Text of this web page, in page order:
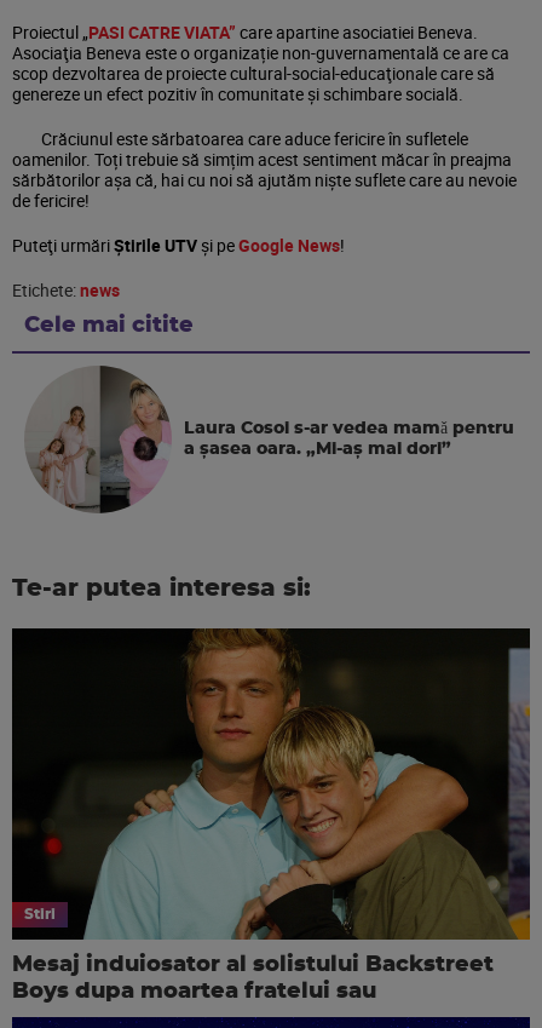
Proiectul „PASI CATRE VIATA” care apartine asociatiei Beneva.
Asociaţia Beneva este o organizație non-guvernamentală ce are ca
scop dezvoltarea de proiecte cultural-social-educaţionale care să
genereze un efect pozitiv în comunitate și schimbare socială.
Crăciunul este sărbatoarea care aduce fericire în sufletele
oamenilor. Toți trebuie să simțim acest sentiment măcar în preajma
sărbătorilor așa că, hai cu noi să ajutăm niște suflete care au nevoie
de fericire!
Puteţi urmăriȘtirile UTVşi peGoogle News!
Etichete:news
Cele mai citite
Laura Cosoi s-ar vedea mamǎ pentru
a şasea oara. „Mi-aș mai dori”
Te-ar putea interesa si:
Stiri
Mesaj induiosator al solistului Backstreet
Boys dupa moartea fratelui sau